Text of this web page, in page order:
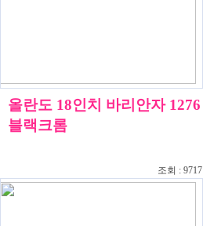
올란도 18인치 바리안자 1276
블랙크롬
조회 : 9717